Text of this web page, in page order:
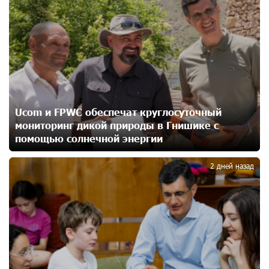
При поддержке Ucom в спортивной школе Вайка
установлена солнечная электростанция мощностью
15 кВт
17 дней назад
Новые финансовые навыки на «Давидбекских
играх»: Idram&IDBank
18 дней назад
Кругом война. А вас вводят в заблуждение. Аршак
Карапетян
19 дней назад
Центр продаж и обслуживания Ucom в Егварде
возобновил работу по новому адресу — ул.
Ереванян, 3/47
20 дней назад
Ucom и FPWC обеспечат круглосуточный
мониторинг дикой природы в Гнишике с
помощью солнечной энергии
2 дней назад
4